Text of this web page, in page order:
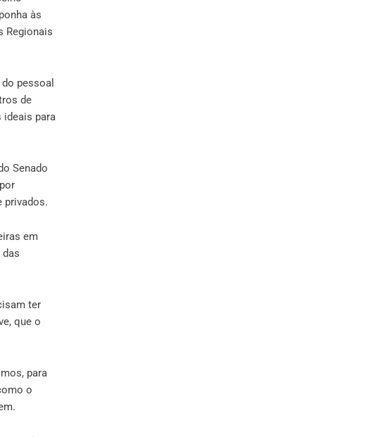
às
Regionais
pessoal
de
ideais para
Senado
privados.
em
ter
que o
para
o